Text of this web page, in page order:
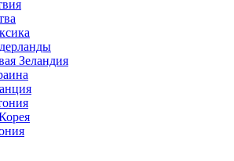
Зеландия